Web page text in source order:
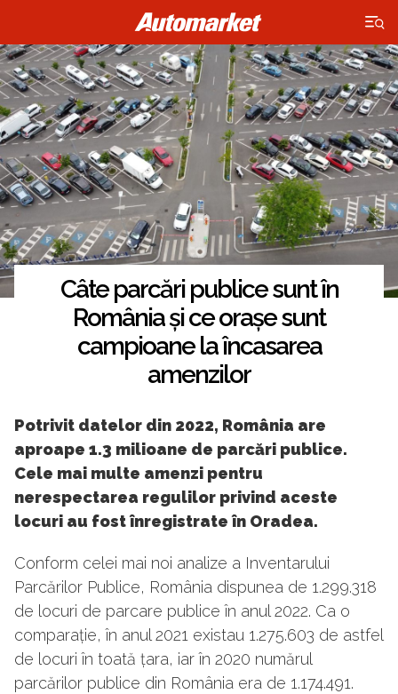
×
Câte parcări publice sunt în
România și ce orașe sunt
campioane la încasarea
amenzilor
Potrivit datelor din 2022, România are
aproape 1.3 milioane de parcări publice.
Cele mai multe amenzi pentru
nerespectarea regulilor privind aceste
locuri au fost înregistrate în Oradea.
Conform celei mai noi analize a Inventarului
Parcărilor Publice, România dispunea de 1.299.318
de locuri de parcare publice în anul 2022. Ca o
comparație, în anul 2021 existau 1.275.603 de astfel
de locuri în toată țara, iar în 2020 numărul
parcărilor publice din România era de 1.174.491.